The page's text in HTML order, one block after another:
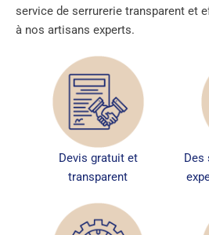
service de serrurerie transparent et
à nos artisans experts.
Devis gratuit et
transparent
Des